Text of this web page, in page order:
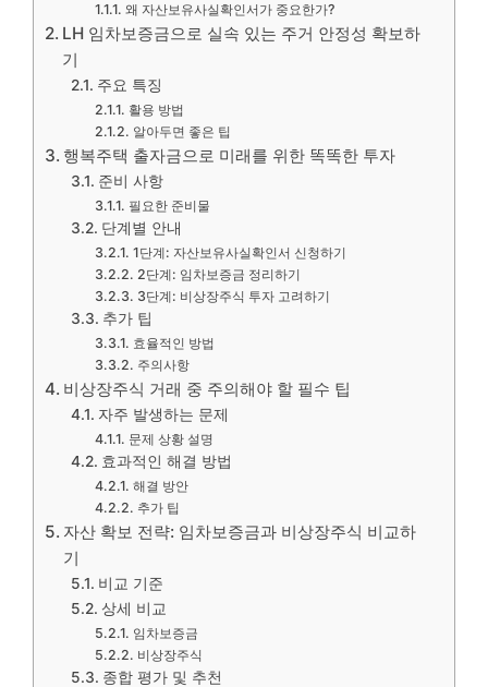
왜 자산보유사실확인서가 중요한가?
LH 임차보증금으로 실속 있는 주거 안정성 확보하
기
주요 특징
활용 방법
알아두면 좋은 팁
행복주택 출자금으로 미래를 위한 똑똑한 투자
준비 사항
필요한 준비물
단계별 안내
1단계: 자산보유사실확인서 신청하기
2단계: 임차보증금 정리하기
3단계: 비상장주식 투자 고려하기
추가 팁
효율적인 방법
주의사항
비상장주식 거래 중 주의해야 할 필수 팁
자주 발생하는 문제
문제 상황 설명
효과적인 해결 방법
해결 방안
추가 팁
자산 확보 전략: 임차보증금과 비상장주식 비교하
기
비교 기준
상세 비교
임차보증금
비상장주식
종합 평가 및 추천